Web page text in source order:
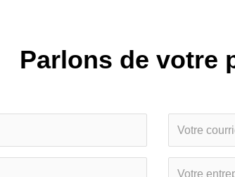
Parlons de votre